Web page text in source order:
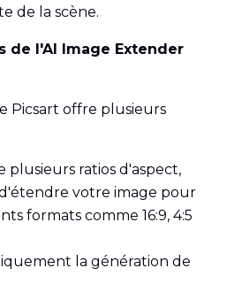
de la scène.
de l'AI Image Extender
Picsart offre plusieurs
plusieurs ratios d'aspect,
votre image pour
formats comme 16:9, 4:5
la génération de